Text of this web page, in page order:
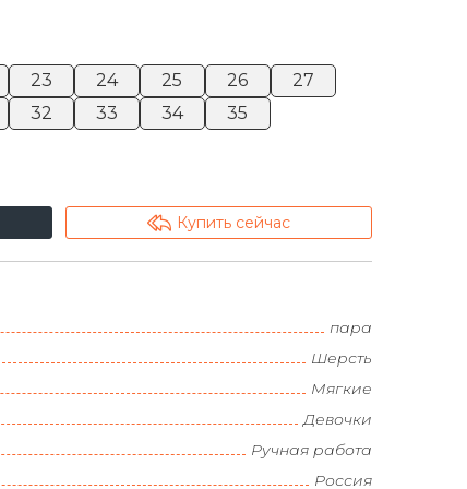
23 24 25 26
27
32 33 34 35
arrowshape_turn_up_left_2 Купить сейчас
пара
Шерсть
Мягкие
Девочки
Ручная работа
Россия